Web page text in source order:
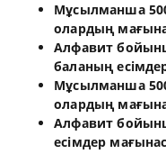
Мұсылманша
олардың
Алфавит
баланың
Мұсылманша
олардың
Алфавит
есімдер